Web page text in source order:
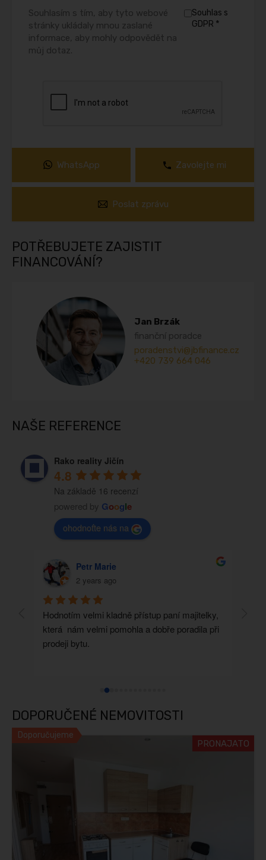
Souhlas s
GDPR *
Souhlasím s tím, aby tyto webové
stránky ukládaly mnou zaslané
informace, aby mohly odpovědět na
můj dotaz.
WhatsApp Zavolejte mi
Poslat zprávu
POTŘEBUJETE ZAJISTIT
FINANCOVÁNÍ?
Jan Brzák
finanční poradce
poradenstvi@jbfinance.cz
+420 739 664 046
NAŠE REFERENCE
Rako reality Jičín
4.8
Na základě 16 recenzí
powered by Google
ohodnoťte nás na
Petr Marie
2 years ago
Hodnotím velmi kladně přístup paní majitelky,
která  nám velmi pomohla a dobře poradila při
prodeji bytu.
DOPORUČENÉ NEMOVITOSTI
Doporučujeme
PRONAJATO